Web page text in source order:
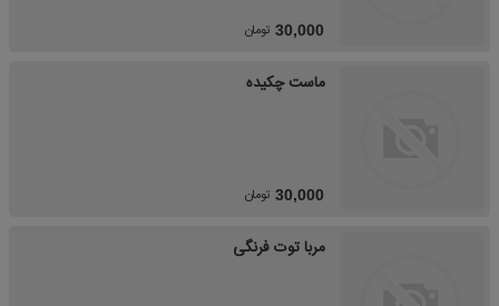
30,000 تومان
ماست چکیده
30,000 تومان
مربا توت فرنگی